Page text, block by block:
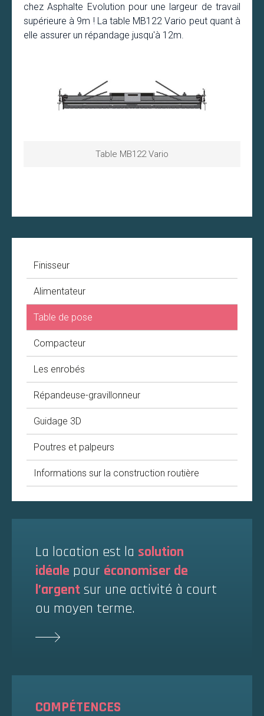
chez Asphalte Evolution pour une largeur de travail
supérieure à 9m ! La table MB122 Vario peut quant à
elle assurer un répandage jusqu'à 12m.
Table MB122 Vario
Finisseur
Alimentateur
Table de pose
Compacteur
Les enrobés
Répandeuse-gravillonneur
Guidage 3D
Poutres et palpeurs
Informations sur la construction routière
La location est la solution
idéale pour économiser de
l’argent sur une activité à court
ou moyen terme.
COMPÉTENCES